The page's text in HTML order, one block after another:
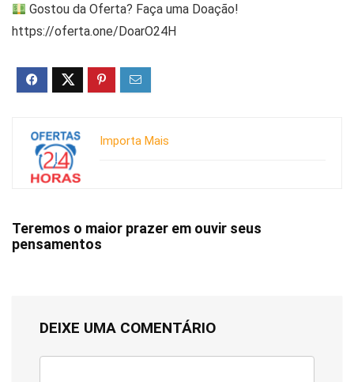
Gostou da Oferta? Faça uma Doação!
https://oferta.one/DoarO24H
Importa Mais
Teremos o maior prazer em ouvir seus
pensamentos
DEIXE UMA COMENTÁRIO